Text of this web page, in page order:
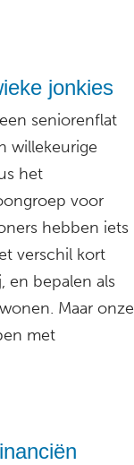
jonkies
seniorenflat
willekeurige
het
voor
hebben iets
verschil kort
en bepalen als
Maar onze
met